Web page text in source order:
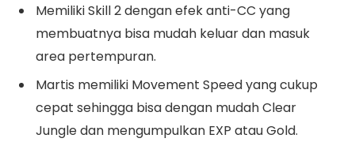
Memiliki Skill 2 dengan efek anti-CC yang
membuatnya bisa mudah keluar dan masuk
area pertempuran.
Martis memiliki Movement Speed yang cukup
cepat sehingga bisa dengan mudah Clear
Jungle dan mengumpulkan EXP atau Gold.